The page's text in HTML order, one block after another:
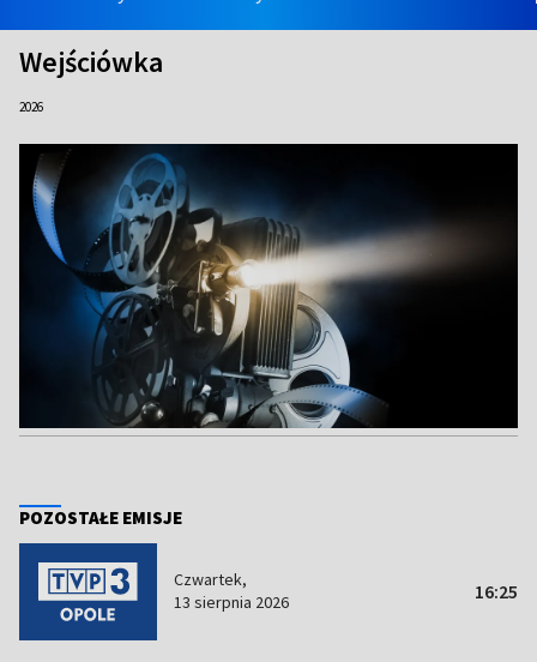
Wejściówka
2026
POZOSTAŁE EMISJE
Czwartek,
13 sierpnia 2026
16:25